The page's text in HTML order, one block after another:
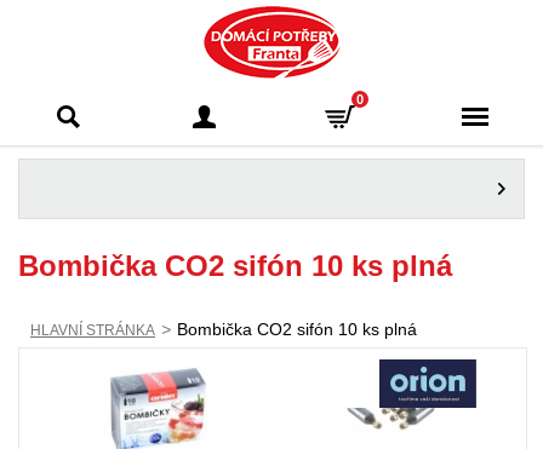
Franta - Příbram
0
Bombička CO2 sifón 10 ks plná
HLAVNÍ STRÁNKA > Bombička CO2 sifón 10 ks plná